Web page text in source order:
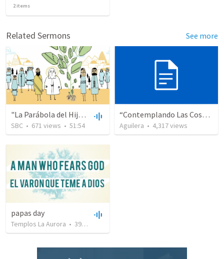
2 items
Related Sermons See more
"La Parábola del Hijo Perdido"
SBC • 671 views • 51:54
“Contemplando Las Cosas Eternas” Poniendo Nuestra Fe En Dios Y En Sus Promesas 1 Corintios 2:9 RVR 1960
Aguilera • 4,317views
papas day
Templos La Aurora • 399 views